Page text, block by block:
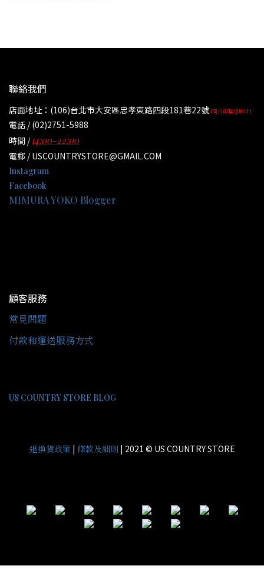
聯絡我們
店面地址：(106)台北市大安區忠孝東路四段181巷22號(同公司聯絡地址)
電話 / (02)2751-5988
時間 /14:00-22:00
電郵 / USCOUNTRYSTORE@GMAIL.COM
Instagram
Facebook
MIMURA YOKO Blogger
顧客服務
常見問題
付款和運送服務方式
US COUNTRY STORE BLOG
退換貨政策 | 條款及細則 | 2021 © US COUNTRY STORE